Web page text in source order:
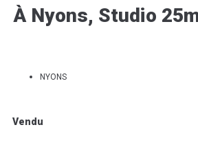
À Nyons, Studio
NYONS
Vendu